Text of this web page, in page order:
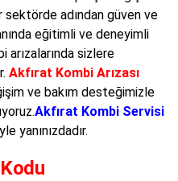
sektörde adından güven ve
eğitimli ve deneyimli
arızalarında sizlere
Akfırat Kombi Arızası
ve bakım desteğimizle
Akfırat Kombi Servisi
yanınızdadır.